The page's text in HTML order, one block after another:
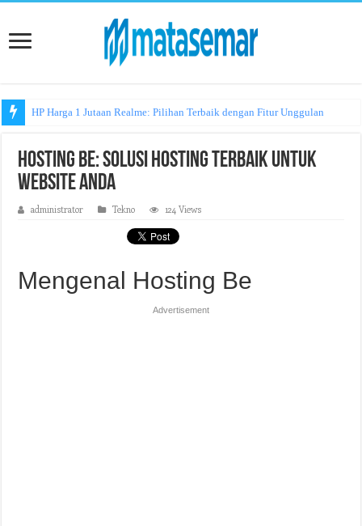
HP Harga 1 Jutaan Realme: Pilihan Terbaik dengan Fitur Unggulan
Hosting Be: Solusi Hosting Terbaik untuk
Website Anda
administrator Tekno 124 Views
Mengenal Hosting Be
Advertisement